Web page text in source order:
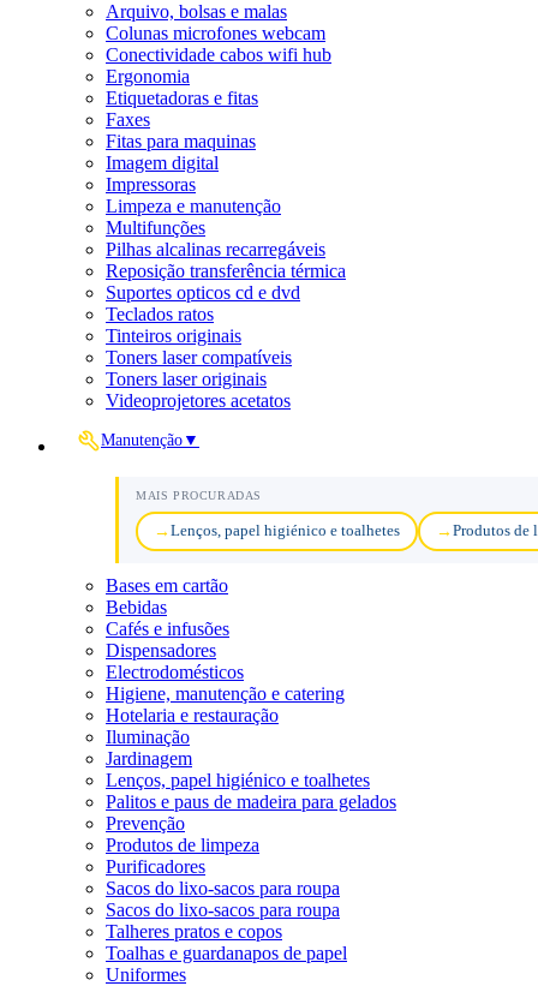
Arquivo, bolsas e malas
Colunas microfones webcam
Conectividade cabos wifi hub
Ergonomia
Etiquetadoras e fitas
Faxes
Fitas para maquinas
Imagem digital
Impressoras
Limpeza e manutenção
Multifunções
Pilhas alcalinas recarregáveis
Reposição transferência térmica
Suportes opticos cd e dvd
Teclados ratos
Tinteiros originais
Toners laser compatíveis
Toners laser originais
Videoprojetores acetatos
Manutenção ▼
MAIS PROCURADAS
Lenços, papel higiénico e toalhetes Produtos de
Bases em cartão
Bebidas
Cafés e infusões
Dispensadores
Electrodomésticos
Higiene, manutenção e catering
Hotelaria e restauração
Iluminação
Jardinagem
Lenços, papel higiénico e toalhetes
Palitos e paus de madeira para gelados
Prevenção
Produtos de limpeza
Purificadores
Sacos do lixo-sacos para roupa
Sacos do lixo-sacos para roupa
Talheres pratos e copos
Toalhas e guardanapos de papel
Uniformes